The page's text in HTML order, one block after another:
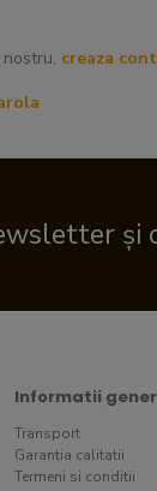
creaza cont
și
Informatii
Transport
Garantia calitatii
Termeni si conditii